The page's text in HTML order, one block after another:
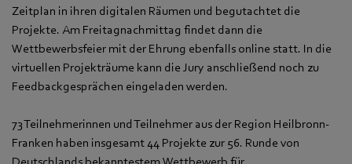
Zeitplan in ihren digitalen Räumen und begutachtet die
Projekte. Am Freitagnachmittag findet dann die
Wettbewerbsfeier mit der Ehrung ebenfalls online statt. In die
virtuellen Projekträume kann die Jury anschließend noch zu
Feedbackgesprächen eingeladen werden.
73 Teilnehmerinnen und Teilnehmer aus der Region Heilbronn-
Franken haben insgesamt 44 Projekte zur 56. Runde von